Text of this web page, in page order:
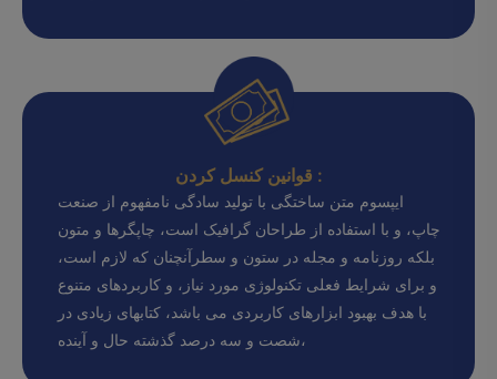
قوانین کنسل کردن :
ایپسوم متن ساختگی با تولید سادگی نامفهوم از صنعت
چاپ، و با استفاده از طراحان گرافیک است، چاپگرها و متون
بلکه روزنامه و مجله در ستون و سطرآنچنان که لازم است،
و برای شرایط فعلی تکنولوژی مورد نیاز، و کاربردهای متنوع
با هدف بهبود ابزارهای کاربردی می باشد، کتابهای زیادی در
شصت و سه درصد گذشته حال و آینده،